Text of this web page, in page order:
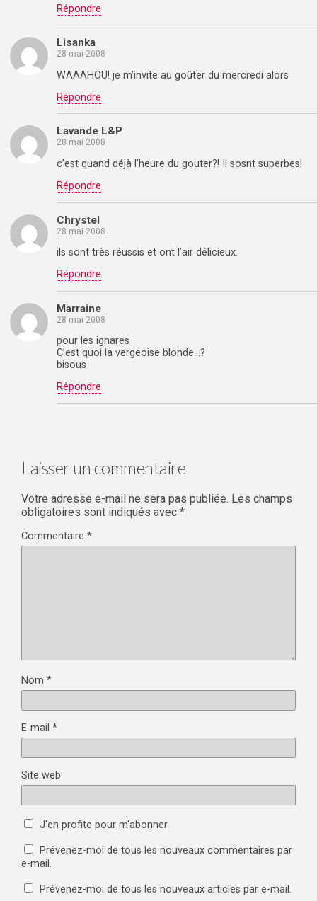
Répondre
Lisanka
28 mai 2008
WAAAHOU! je m’invite au goûter du mercredi alors
Répondre
Lavande L&P
28 mai 2008
c’est quand déjà l’heure du gouter?! Il sosnt superbes!
Répondre
Chrystel
28 mai 2008
ils sont très réussis et ont l’air délicieux.
Répondre
Marraine
28 mai 2008
pour les ignares
C’est quoi la vergeoise blonde…?
bisous
Répondre
Laisser un commentaire
Votre adresse e-mail ne sera pas publiée. Les champs
obligatoires sont indiqués avec *
Commentaire *
Nom *
E-mail *
Site web
J'en profite pour m'abonner
Prévenez-moi de tous les nouveaux commentaires par
e-mail.
Prévenez-moi de tous les nouveaux articles par e-mail.